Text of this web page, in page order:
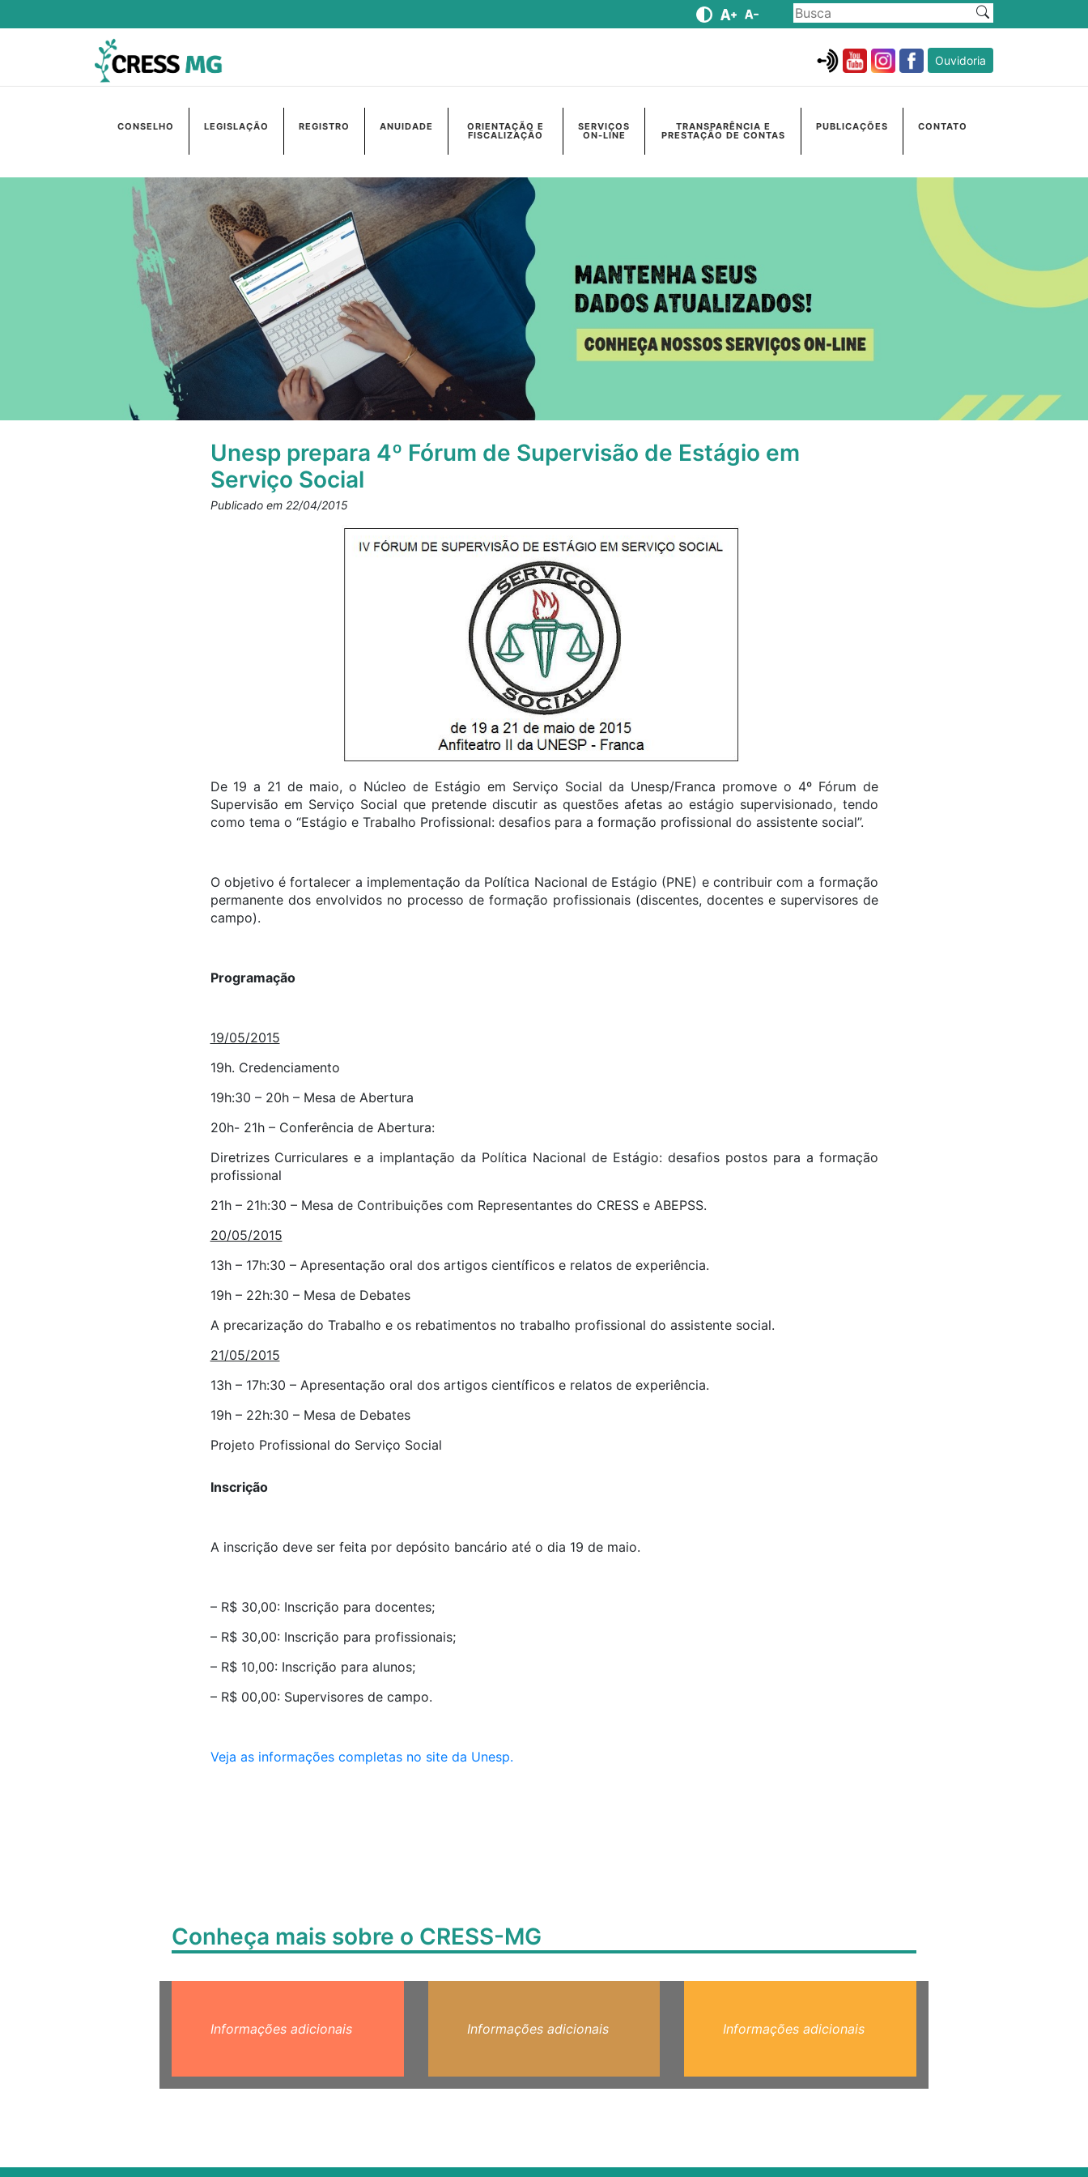
Ouvidoria
CONSELHO LEGISLAÇÃO REGISTRO ANUIDADE ORIENTAÇÃO E
FISCALIZAÇÃO
SERVIÇOS
ON-LINE
TRANSPARÊNCIA E
PRESTAÇÃO DE CONTAS
PUBLICAÇÕES CONTATO
Unesp prepara 4º Fórum de Supervisão de Estágio em
Serviço Social
Publicado em 22/04/2015
De 19 a 21 de maio, o Núcleo de Estágio em Serviço Social da Unesp/Franca promove o 4º Fórum de
Supervisão em Serviço Social que pretende discutir as questões afetas ao estágio supervisionado, tendo
como tema o “Estágio e Trabalho Profissional: desafios para a formação profissional do assistente social”.
O objetivo é fortalecer a implementação da Política Nacional de Estágio (PNE) e contribuir com a formação
permanente dos envolvidos no processo de formação profissionais (discentes, docentes e supervisores de
campo).
Programação
19/05/2015
19h. Credenciamento
19h:30 – 20h – Mesa de Abertura
20h- 21h – Conferência de Abertura:
Diretrizes Curriculares e a implantação da Política Nacional de Estágio: desafios postos para a formação
profissional
21h – 21h:30 – Mesa de Contribuições com Representantes do CRESS e ABEPSS.
20/05/2015
13h – 17h:30 – Apresentação oral dos artigos científicos e relatos de experiência.
19h – 22h:30 – Mesa de Debates
A precarização do Trabalho e os rebatimentos no trabalho profissional do assistente social.
21/05/2015
13h – 17h:30 – Apresentação oral dos artigos científicos e relatos de experiência.
19h – 22h:30 – Mesa de Debates
Projeto Profissional do Serviço Social
Inscrição
A inscrição deve ser feita por depósito bancário até o dia 19 de maio.
– R$ 30,00: Inscrição para docentes;
– R$ 30,00: Inscrição para profissionais;
– R$ 10,00: Inscrição para alunos;
– R$ 00,00: Supervisores de campo.
Veja as informações completas no site da Unesp.
Conheça mais sobre o CRESS-MG
Informações adicionais Informações adicionais Informações adicionais